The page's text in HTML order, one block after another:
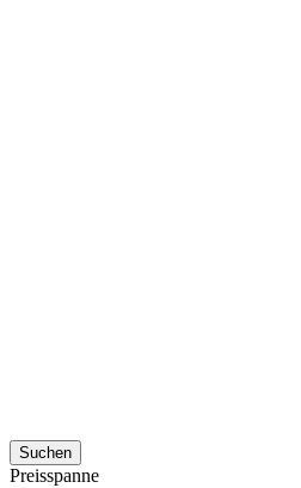
Suchen
Preisspanne